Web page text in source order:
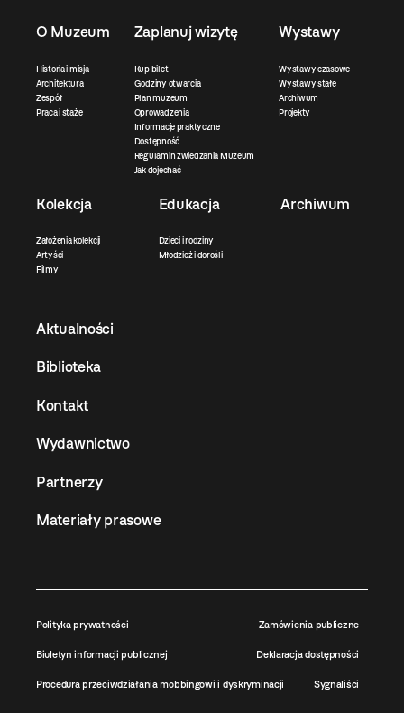
O Muzeum
Historia i misja
Architektura
Zespół
Praca i staże
Zaplanuj wizytę
Kup bilet
Godziny otwarcia
Plan muzeum
Oprowadzenia
Informacje praktyczne
Dostępność
Regulamin zwiedzania Muzeum
Jak dojechać
Wystawy
Wystawy czasowe
Wystawy stałe
Archiwum
Projekty
Kolekcja
Założenia kolekcji
Artyści
Filmy
Edukacja
Dzieci i rodziny
Młodzież i dorośli
Archiwum
Aktualności
Biblioteka
Kontakt
Wydawnictwo
Partnerzy
Materiały prasowe
Polityka prywatności Zamówienia publiczne
Biuletyn informacji publicznej Deklaracja dostępności
Procedura przeciwdziałania mobbingowi i dyskryminacji Sygnaliści